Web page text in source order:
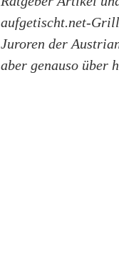
aufgetischt.net-
Juroren der
aber genauso über